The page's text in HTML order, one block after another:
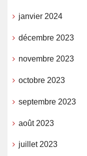
janvier 2024
décembre 2023
novembre 2023
octobre 2023
septembre 2023
août 2023
juillet 2023